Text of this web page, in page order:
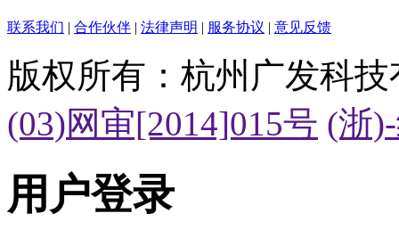
联系我们 | 合作伙伴 | 法律声明 | 服务协议 | 意见反馈
版权所有：杭州广发科
(03)网审[2014]015号 (浙
用户登录